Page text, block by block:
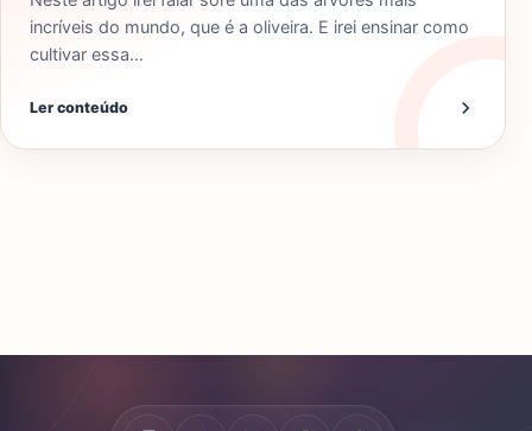
incríveis do mundo, que é a oliveira. E irei ensinar como
cultivar essa…
Ler conteúdo